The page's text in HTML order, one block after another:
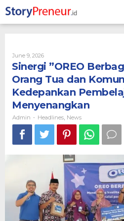
to
content
June 9, 2026By
Admin
Sinergi ”OREO
Orang Tua dan
Kedepankan
Menyenangkan
Admin - Headlines News